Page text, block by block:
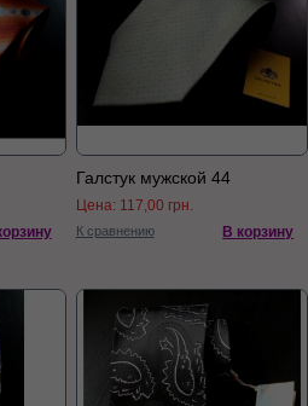
Галстук мужской 44
Цена: 117,00 грн.
К сравнению В корзину